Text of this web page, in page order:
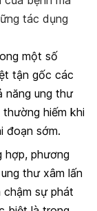
tác dụng
một số
tận gốc các
năng ung thư
hiếm khi
đoạn sớm.
hợp, phương
thư xâm lấn
sự phát